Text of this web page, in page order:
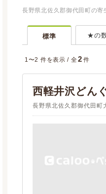
長野県北佐久郡御代田町の寄
標準 ★の
1〜2 件を表示 / 全2 件
西軽井沢どん
長野県北佐久郡御代田町